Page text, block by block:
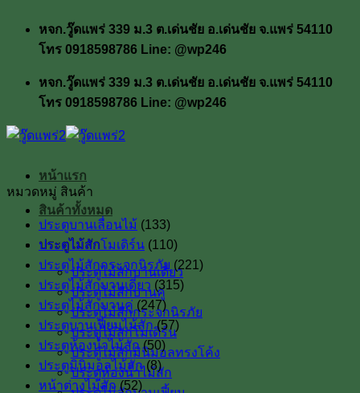
เนื้อหา
หจก.วู๊ดแพร่ 339 ม.3 ต.เด่นชัย อ.เด่นชัย จ.แพร่ 54110
โทร 0918598786 Line: @wp246
หจก.วู๊ดแพร่ 339 ม.3 ต.เด่นชัย อ.เด่นชัย จ.แพร่ 54110
โทร 0918598786 Line: @wp246
หน้าแรก
สินค้าทั้งหมด
ประตูไม้สัก
ประตูไม้สักบานเดี่ยว
ประตูไม้สักบานคู่
ประตูไม้สักกระจกนิรภัย
ประตูไม้สักโมเดิร์น
ประตูไม้สักมินิมอลทรงโค้ง
ประตูห้องน้ำไม้สัก
หมวดหมู่ สินค้า
ประตูบานเลื่อนไม้ (133)
ประตูไม้สักโมเดิร์น (110)
ประตูไม้สักกระจกนิรภัย (221)
ประตูไม้สักบานเดี่ยว (315)
ประตูไม้สักบานคู่ (247)
ประตูบานเฟี้ยมไม้สัก (57)
ประตูห้องน้ำไม้สัก (50)
ประตูมินิมอลไม้สัก (8)
หน้าต่างไม้สัก (52)